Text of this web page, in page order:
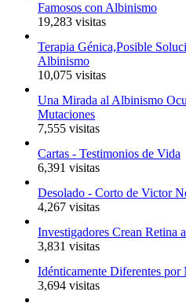
Famosos con Albinismo
19,283 visitas
Terapia Génica,Posible
Albinismo
10,075 visitas
Una Mirada al Albinismo
Mutaciones
7,555 visitas
Cartas - Testimonios de Vida
6,391 visitas
Desolado - Corto de Victor
4,267 visitas
Investigadores Crean Retina
3,831 visitas
Idénticamente Diferentes por
3,694 visitas